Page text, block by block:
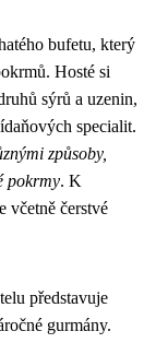
bufetu, který
Hosté si
sýrů a uzenin,
specialit.
způsoby,
pokrmy. K
včetně čerstvé
představuje
gurmány.